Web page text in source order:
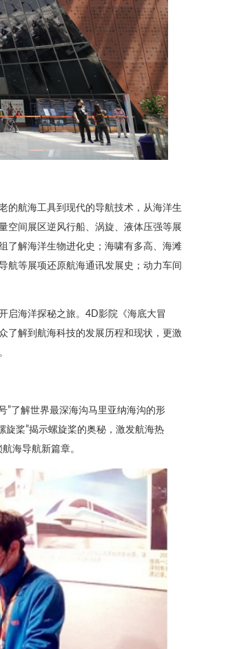
的航海工具到现代的导航技术，从海洋生
空间展区逆风行船、涡旋、液体压强等展
了解海洋生物进化史；海啸有多高、海滩
航等展项还原航海通讯发展史；动力车间
启海洋探秘之旅。4D影院《海底大冒
了解到航海科技的发展历程和现状，更激
”了解世界最深海沟马里亚纳海沟的形
旋桨”揭示螺旋桨的奥秘，激发航海热
海导航新篇章。